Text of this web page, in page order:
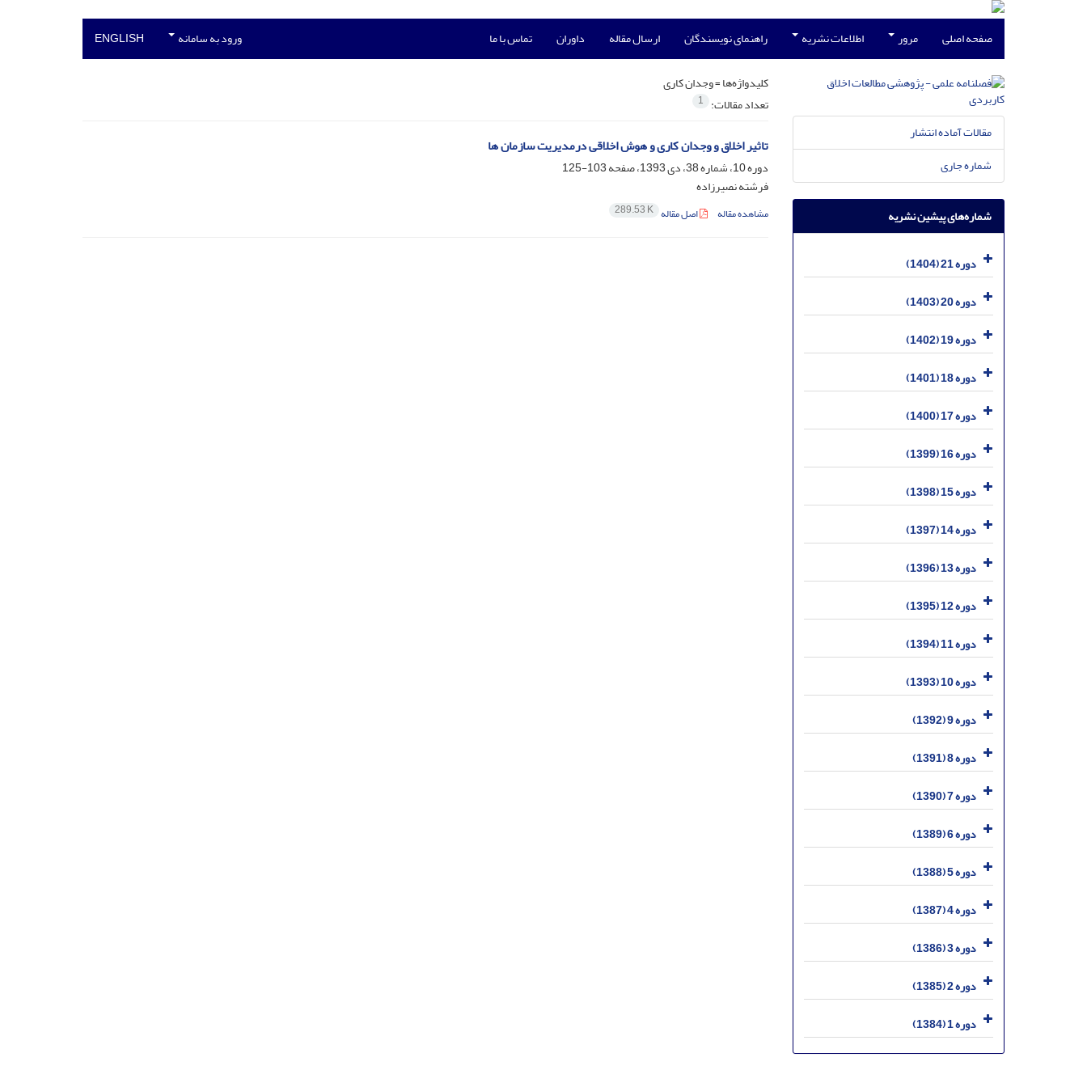
صفحه اصلی مرور اطلاعات نشریه راهنمای نویسندگان ارسال مقاله داوران تماس با ما ورود به سامانه ENGLISH
کلیدواژه‌ها =وجدان کاری
تعداد مقالات: 1
تاثیر اخلاق و وجدان کاری و هوش اخلاقی درمدیریت سازمان ها
دوره 10، شماره 38، دی 1393، صفحه
103-125
فرشته نصیرزاده
مشاهده مقاله اصل مقاله 289.53 K
مقالات آماده انتشار
شماره جاری
شماره‌های پیشین نشریه
دوره 21 (1404)
دوره 20 (1403)
دوره 19 (1402)
دوره 18 (1401)
دوره 17 (1400)
دوره 16 (1399)
دوره 15 (1398)
دوره 14 (1397)
دوره 13 (1396)
دوره 12 (1395)
دوره 11 (1394)
دوره 10 (1393)
دوره 9 (1392)
دوره 8 (1391)
دوره 7 (1390)
دوره 6 (1389)
دوره 5 (1388)
دوره 4 (1387)
دوره 3 (1386)
دوره 2 (1385)
دوره 1 (1384)